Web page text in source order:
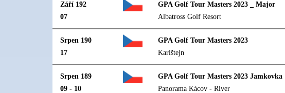
Září 192
07
GPA Golf Tour Masters 2023 _ Major
Albatross Golf Resort
Srpen 190
17
GPA Golf Tour Masters 2023
Karlštejn
Srpen 189
09 - 10
GPA Golf Tour Masters 2023 Jamkovka
Panorama Kácov - River